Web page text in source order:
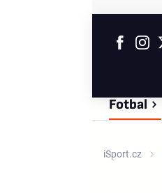
Fotbal
iSport.cz